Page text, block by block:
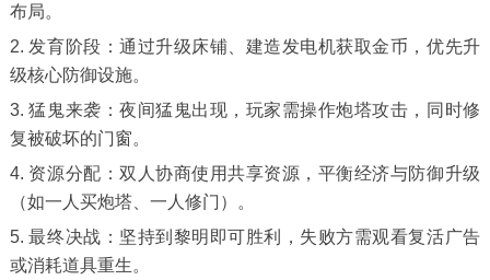
布局。
2. 发育阶段：通过升级床铺、建造发电机获取金币，优先升
级核心防御设施。
3. 猛鬼来袭：夜间猛鬼出现，玩家需操作炮塔攻击，同时修
复被破坏的门窗。
4. 资源分配：双人协商使用共享资源，平衡经济与防御升级
（如一人买炮塔、一人修门）。
5. 最终决战：坚持到黎明即可胜利，失败方需观看复活广告
或消耗道具重生。